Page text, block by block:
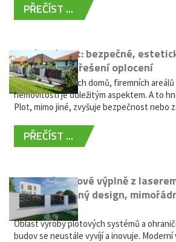
PŘEČÍST ...
Hliníkový plot: bezpečné,
bezúdržbové řešení oplocení
Oplocení rodinných domů, firemních areálů
nemovitostí je důležitým aspektem. A to
Plot, mimo jiné, zvyšuje bezpečnost nebo
PŘEČÍST ...
Moderní plotové výplně z
kovů: výjimečný design,
žádná údržba
Oblast výroby plotových systémů a
budov se neustále vyvíjí a inovuje. Moderní